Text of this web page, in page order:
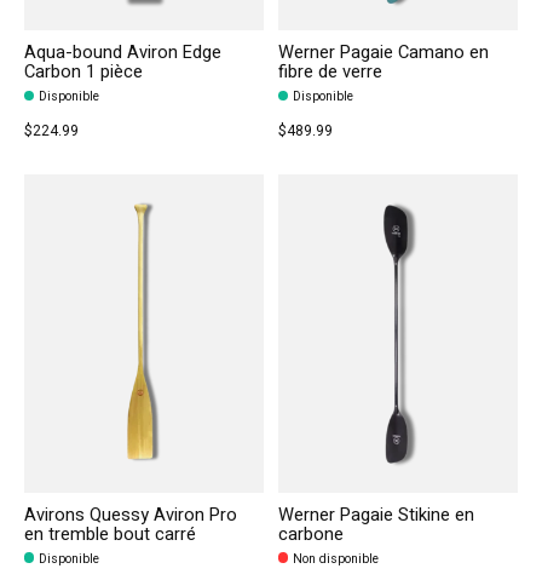
Aqua-bound Aviron Edge
Carbon 1 pièce
Disponible
$224.99
Werner Pagaie Camano en
fibre de verre
Disponible
$489.99
Avirons Quessy Aviron Pro
en tremble bout carré
Disponible
Werner Pagaie Stikine en
carbone
Non disponible